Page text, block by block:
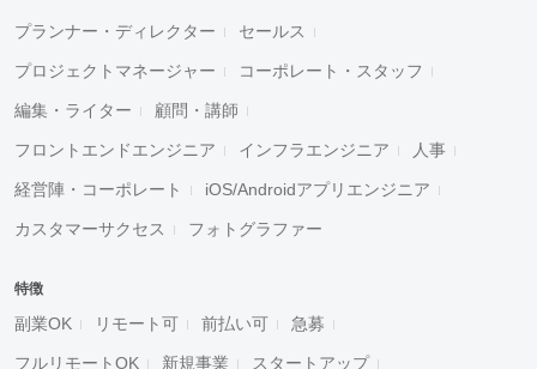
プランナー・ディレクター セールス
プロジェクトマネージャー コーポレート・スタッフ
編集・ライター 顧問・講師
フロントエンドエンジニア インフラエンジニア 人事
経営陣・コーポレート iOS/Androidアプリエンジニア
カスタマーサクセス フォトグラファー
特徴
副業OK リモート可 前払い可 急募
フルリモートOK 新規事業 スタートアップ